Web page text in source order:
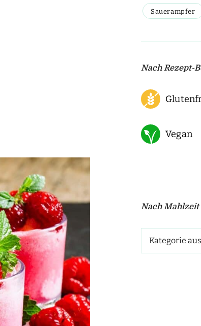
Sauerampfer
Nach Rezept-
Vegan
Nach